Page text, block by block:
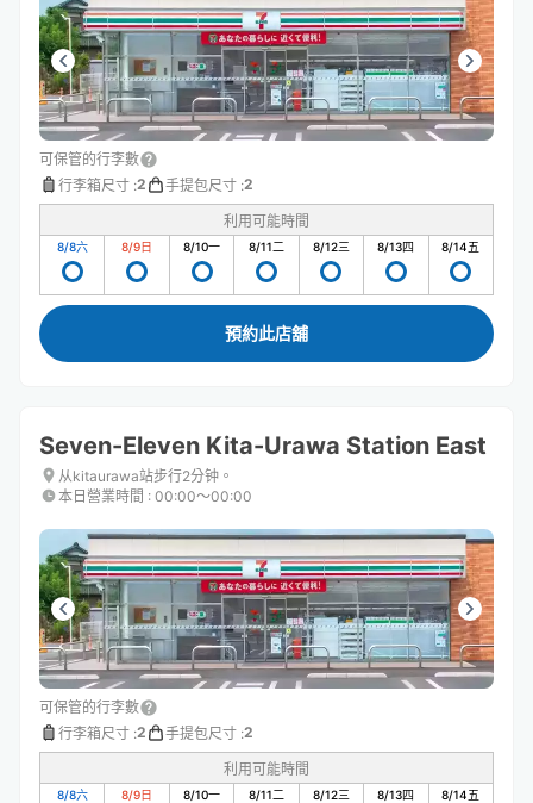
可保管的行李數
行李箱尺寸 :2 手提包尺寸 :2
利用可能時間
8/8六 8/9日 8/10一 8/11二 8/12三 8/13四 8/14五
預約此店舖
Seven-Eleven Kita-Urawa Station East
从kitaurawa站步行2分钟。
本日營業時間 : 00:00〜00:00
可保管的行李數
行李箱尺寸 :2 手提包尺寸 :2
利用可能時間
8/8六 8/9日 8/10一 8/11二 8/12三 8/13四 8/14五